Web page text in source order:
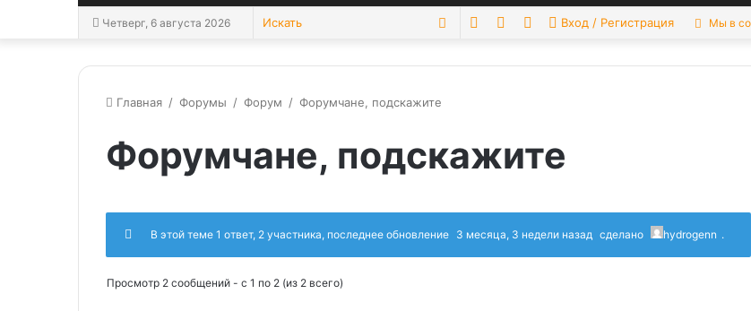
Четверг, 6 августа 2026 Искать SwitchSidebarСлучайная
Вход / Регистрация Мы в
Главная / Форумы / Форум / Форумчане, подскажите
Форумчане, подскажите
В этой теме 1 ответ, 2 участника, последнее обновление 3 месяца, 3 недели назад сделано hydrogenn .
Просмотр 2 сообщений - с 1 по 2 (из 2 всего)